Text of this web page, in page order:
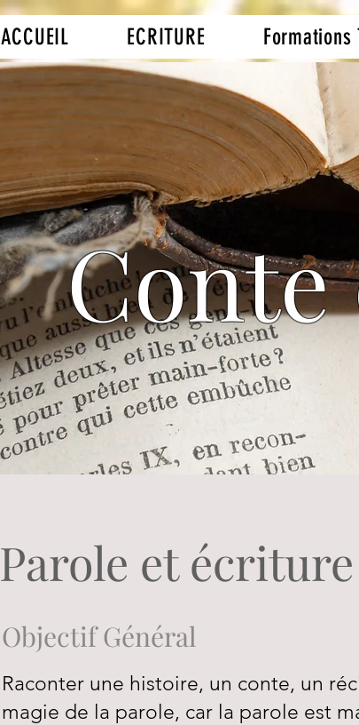
ACCUEIL ECRITURE Formations
Parole et écriture
Objectif Général
Raconter une histoire, un conte, un
magie de la parole, car la parole est